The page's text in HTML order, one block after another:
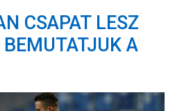
WEBSHOP
STADION
KAPCSOLAT
CSAPAT LESZ
A